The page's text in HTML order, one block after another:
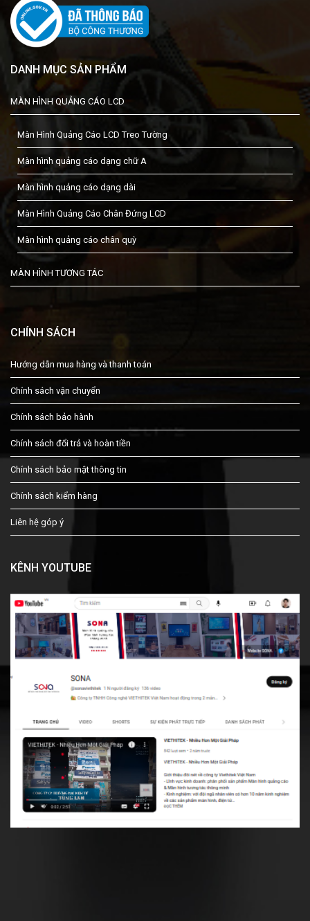
DANH MỤC SẢN PHẨM
MÀN HÌNH QUẢNG CÁO LCD
Màn Hình Quảng Cáo LCD Treo Tường
Màn hình quảng cáo dạng chữ A
Màn hình quảng cáo dạng dài
Màn Hình Quảng Cáo Chân Đứng LCD
Màn hình quảng cáo chân quỳ
MÀN HÌNH TƯƠNG TÁC
CHÍNH SÁCH
Hướng dẫn mua hàng và thanh toán
Chính sách vận chuyển
Chính sách bảo hành
Chính sách đổi trả và hoàn tiền
Chính sách bảo mật thông tin
Chính sách kiểm hàng
Liên hệ góp ý
KÊNH YOUTUBE